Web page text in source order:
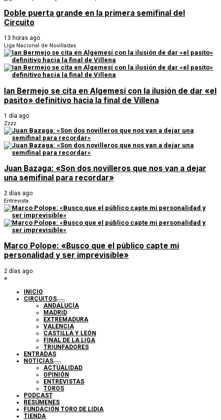
Doble puerta grande en la primera semifinal del
Circuito
13 horas ago
Liga Nacional de Novilladas
Ian Bermejo se cita en Algemesí con la ilusión de dar «el
pasito» definitivo hacia la final de Villena
1 día ago
Zzzz
Juan Bazaga: «Son dos novilleros que nos van a dejar
una semifinal para recordar»
2 días ago
Entrevista
Marco Polope: «Busco que el público capte mi
personalidad y ser imprevisible»
2 días ago
×
INICIO
CIRCUITOS
ANDALUCÍA
MADRID
EXTREMADURA
VALENCIA
CASTILLA Y LEÓN
FINAL DE LA LIGA
TRIUNFADORES
ENTRADAS
NOTICIAS
ACTUALIDAD
OPINIÓN
ENTREVISTAS
TOROS
PODCAST
RESÚMENES
FUNDACIÓN TORO DE LIDIA
TIENDA